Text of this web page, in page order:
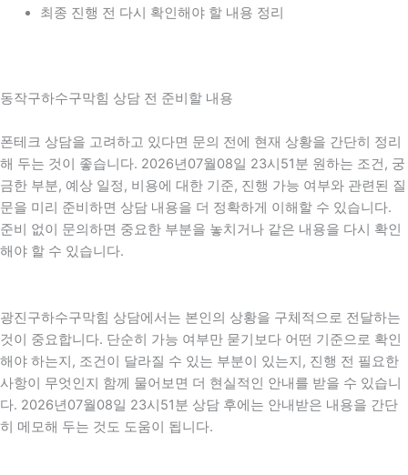
최종 진행 전 다시 확인해야 할 내용 정리
동작구하수구막힘 상담 전 준비할 내용
폰테크 상담을 고려하고 있다면 문의 전에 현재 상황을 간단히 정리
해 두는 것이 좋습니다. 2026년07월08일 23시51분 원하는 조건, 궁
금한 부분, 예상 일정, 비용에 대한 기준, 진행 가능 여부와 관련된 질
문을 미리 준비하면 상담 내용을 더 정확하게 이해할 수 있습니다.
준비 없이 문의하면 중요한 부분을 놓치거나 같은 내용을 다시 확인
해야 할 수 있습니다.
광진구하수구막힘 상담에서는 본인의 상황을 구체적으로 전달하는
것이 중요합니다. 단순히 가능 여부만 묻기보다 어떤 기준으로 확인
해야 하는지, 조건이 달라질 수 있는 부분이 있는지, 진행 전 필요한
사항이 무엇인지 함께 물어보면 더 현실적인 안내를 받을 수 있습니
다. 2026년07월08일 23시51분 상담 후에는 안내받은 내용을 간단
히 메모해 두는 것도 도움이 됩니다.